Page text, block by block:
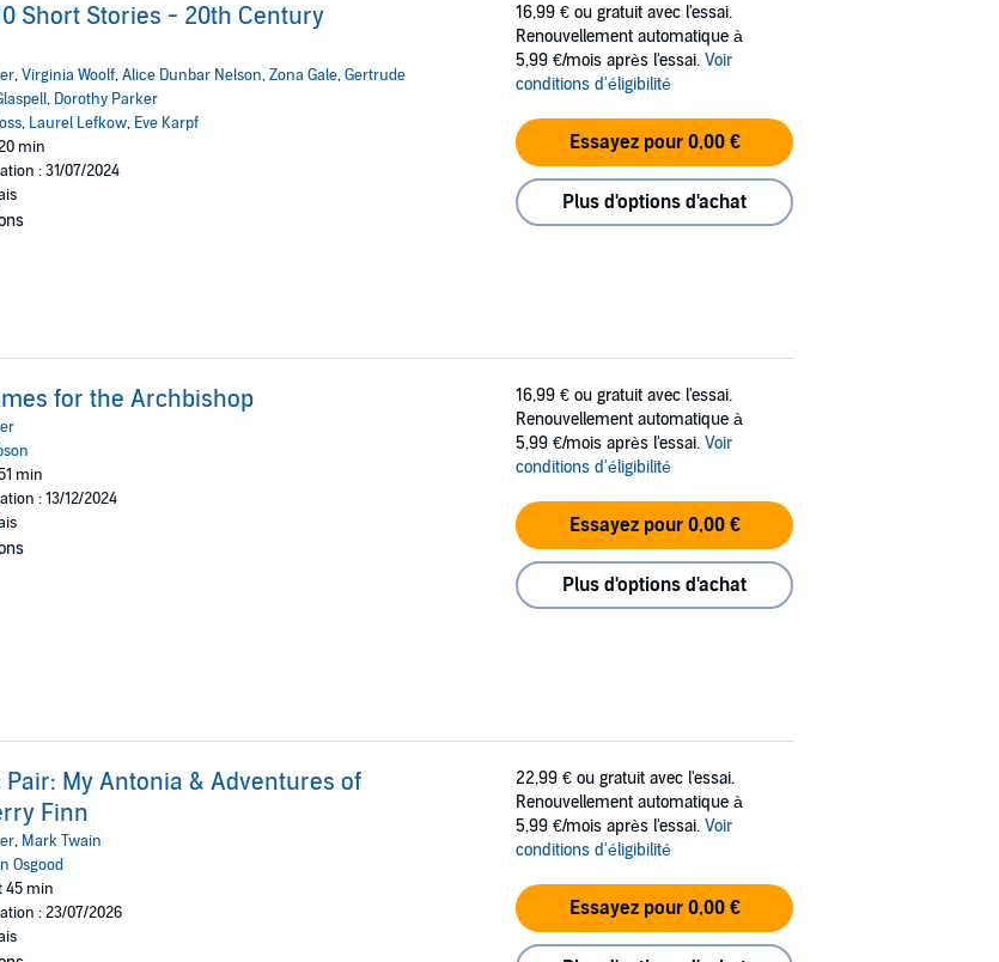
Short Stories - 20th Century
,Virginia Woolf,Alice Dunbar Nelson,Zona Gale,Gertrude
, Dorothy Parker
, Laurel Lefkow, Eve Karpf
min
: 31/07/2024
16,99 € ou gratuit avec l'essai.
Renouvellement automatique à
5,99 €/mois après l'essai. Voir
conditions d'éligibilité
Essayez pour 0,00 €
Plus d'options d'achat
for the Archbishop
min
: 13/12/2024
16,99 € ou gratuit avec l'essai.
Renouvellement automatique à
5,99 €/mois après l'essai. Voir
conditions d'éligibilité
Essayez pour 0,00 €
Plus d'options d'achat
Pair: My Antonia & Adventures of
Finn
, Mark Twain
Osgood
45 min
: 23/07/2026
22,99 € ou gratuit avec l'essai.
Renouvellement automatique à
5,99 €/mois après l'essai. Voir
conditions d'éligibilité
Essayez pour 0,00 €